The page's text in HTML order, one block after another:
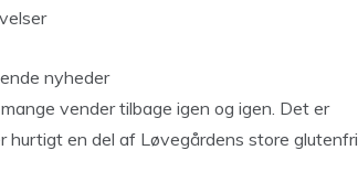
nyheder
vender tilbage igen og igen. Det er
hurtigt en del af Løvegårdens store glutenfri